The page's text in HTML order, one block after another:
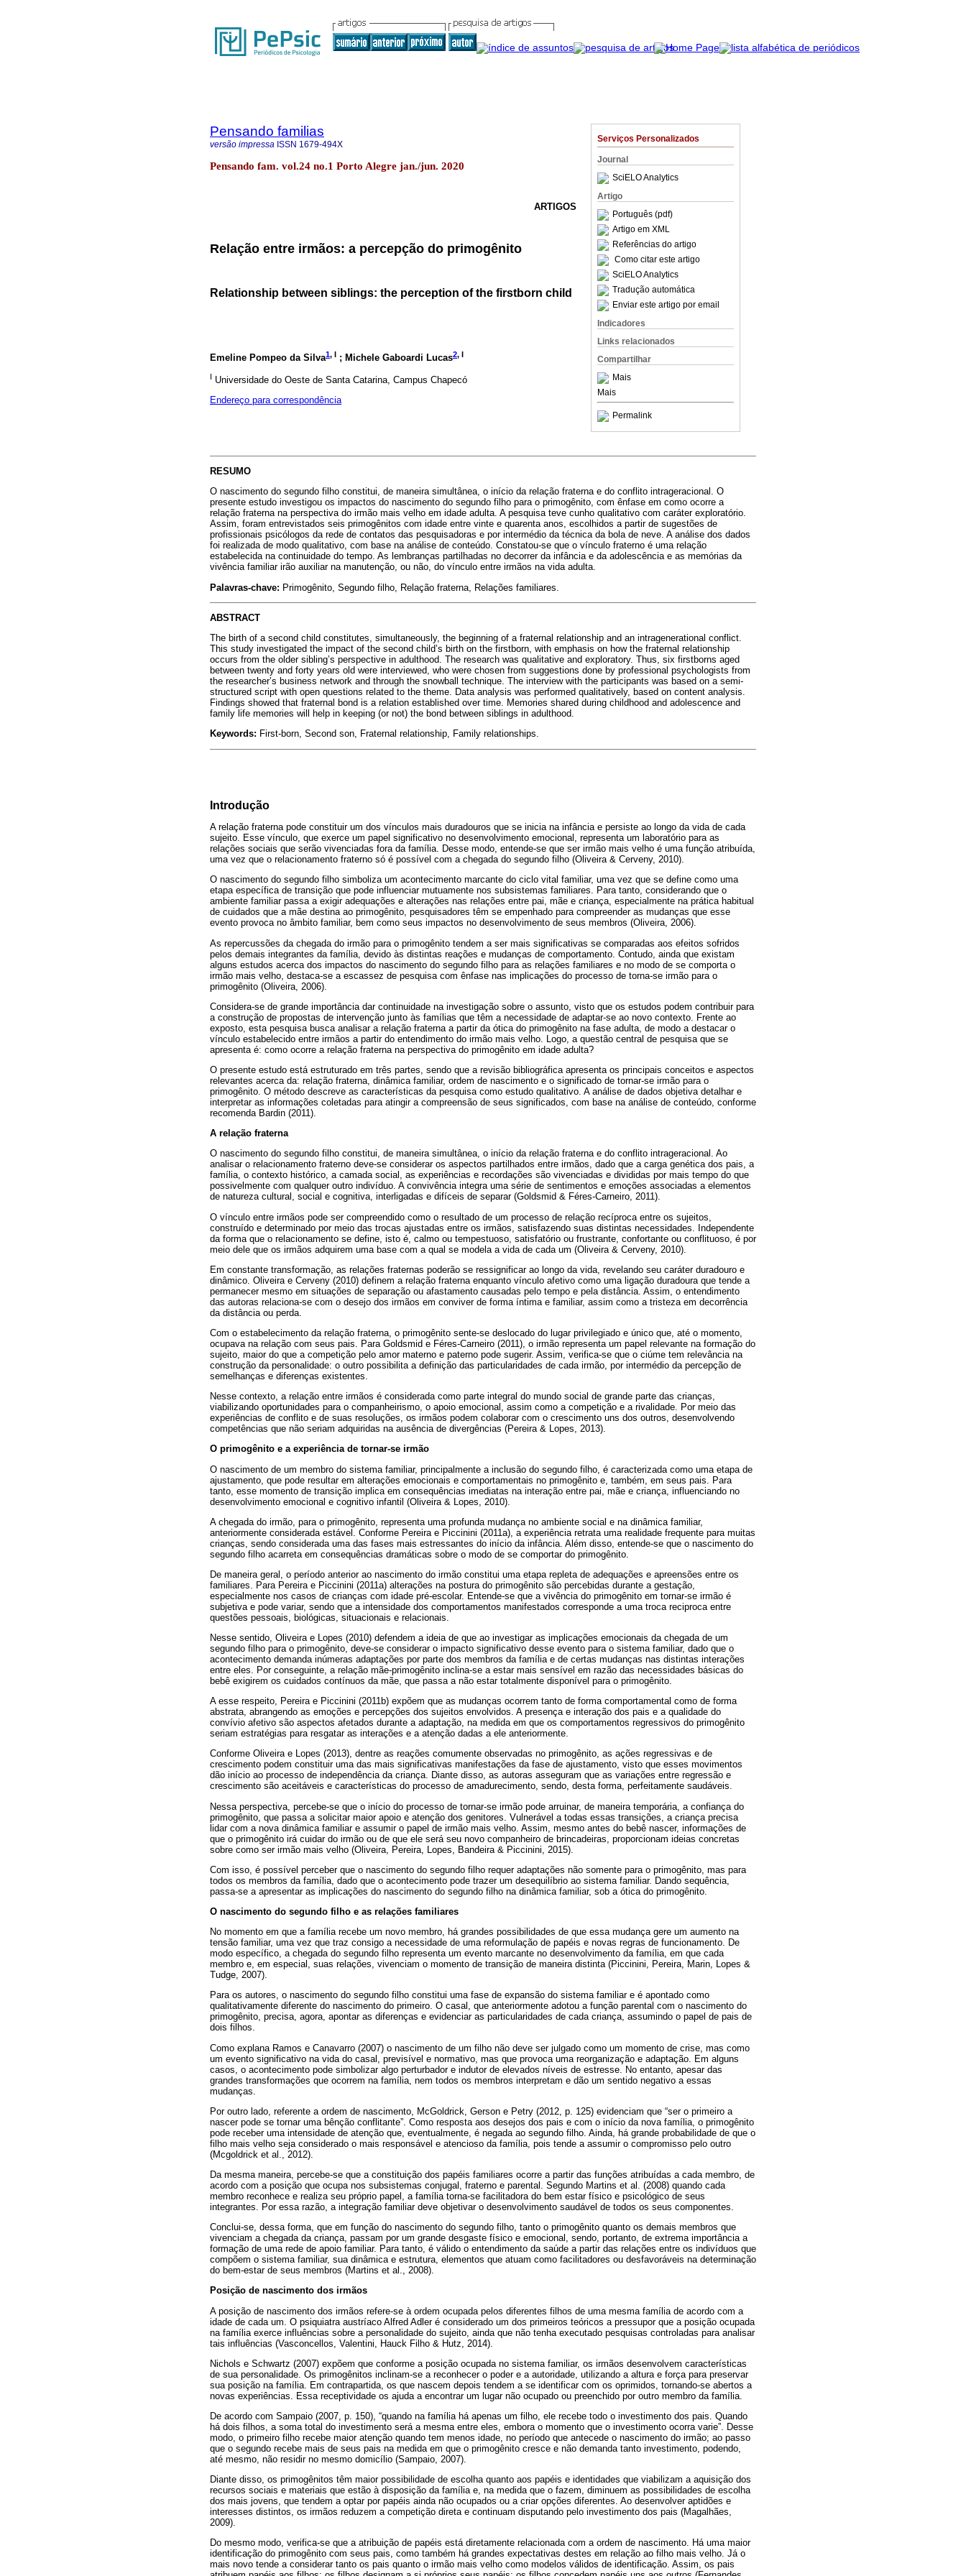
Serviços Personalizados
Journal
SciELO Analytics
Artigo
Português (pdf)
Artigo em XML
Referências do artigo
Como citar este artigo
SciELO Analytics
Tradução automática
Enviar este artigo por email
Indicadores
Links relacionados
Compartilhar
Mais
Mais
Permalink
Pensando familias
versão impressa ISSN 1679-494X
Pensando fam. vol.24 no.1 Porto Alegre jan./jun. 2020
ARTIGOS
Relação entre irmãos: a percepção do primogênito
Relationship between siblings: the perception of the firstborn child
Emeline Pompeo da Silva1, I ; Michele Gaboardi Lucas2, I
I Universidade do Oeste de Santa Catarina, Campus Chapecó
Endereço para correspondência
RESUMO
O nascimento do segundo filho constitui, de maneira simultânea, o início da relação fraterna e do conflito intrageracional. O
presente estudo investigou os impactos do nascimento do segundo filho para o primogênito, com ênfase em como ocorre a
relação fraterna na perspectiva do irmão mais velho em idade adulta. A pesquisa teve cunho qualitativo com caráter exploratório.
Assim, foram entrevistados seis primogênitos com idade entre vinte e quarenta anos, escolhidos a partir de sugestões de
profissionais psicólogos da rede de contatos das pesquisadoras e por intermédio da técnica da bola de neve. A análise dos dados
foi realizada de modo qualitativo, com base na análise de conteúdo. Constatou-se que o vínculo fraterno é uma relação
estabelecida na continuidade do tempo. As lembranças partilhadas no decorrer da infância e da adolescência e as memórias da
vivência familiar irão auxiliar na manutenção, ou não, do vínculo entre irmãos na vida adulta.
Palavras-chave: Primogênito, Segundo filho, Relação fraterna, Relações familiares.
ABSTRACT
The birth of a second child constitutes, simultaneously, the beginning of a fraternal relationship and an intragenerational conflict.
This study investigated the impact of the second child’s birth on the firstborn, with emphasis on how the fraternal relationship
occurs from the older sibling’s perspective in adulthood. The research was qualitative and exploratory. Thus, six firstborns aged
between twenty and forty years old were interviewed, who were chosen from suggestions done by professional psychologists from
the researcher’s business network and through the snowball technique. The interview with the participants was based on a semi-
structured script with open questions related to the theme. Data analysis was performed qualitatively, based on content analysis.
Findings showed that fraternal bond is a relation established over time. Memories shared during childhood and adolescence and
family life memories will help in keeping (or not) the bond between siblings in adulthood.
Keywords: First-born, Second son, Fraternal relationship, Family relationships.
Introdução
A relação fraterna pode constituir um dos vínculos mais duradouros que se inicia na infância e persiste ao longo da vida de cada
sujeito. Esse vínculo, que exerce um papel significativo no desenvolvimento emocional, representa um laboratório para as
relações sociais que serão vivenciadas fora da família. Desse modo, entende-se que ser irmão mais velho é uma função atribuída,
uma vez que o relacionamento fraterno só é possível com a chegada do segundo filho (Oliveira & Cerveny, 2010).
O nascimento do segundo filho simboliza um acontecimento marcante do ciclo vital familiar, uma vez que se define como uma
etapa específica de transição que pode influenciar mutuamente nos subsistemas familiares. Para tanto, considerando que o
ambiente familiar passa a exigir adequações e alterações nas relações entre pai, mãe e criança, especialmente na prática habitual
de cuidados que a mãe destina ao primogênito, pesquisadores têm se empenhado para compreender as mudanças que esse
evento provoca no âmbito familiar, bem como seus impactos no desenvolvimento de seus membros (Oliveira, 2006).
As repercussões da chegada do irmão para o primogênito tendem a ser mais significativas se comparadas aos efeitos sofridos
pelos demais integrantes da família, devido às distintas reações e mudanças de comportamento. Contudo, ainda que existam
alguns estudos acerca dos impactos do nascimento do segundo filho para as relações familiares e no modo de se comporta o
irmão mais velho, destaca-se a escassez de pesquisa com ênfase nas implicações do processo de torna-se irmão para o
primogênito (Oliveira, 2006).
Considera-se de grande importância dar continuidade na investigação sobre o assunto, visto que os estudos podem contribuir para
a construção de propostas de intervenção junto às famílias que têm a necessidade de adaptar-se ao novo contexto. Frente ao
exposto, esta pesquisa busca analisar a relação fraterna a partir da ótica do primogênito na fase adulta, de modo a destacar o
vínculo estabelecido entre irmãos a partir do entendimento do irmão mais velho. Logo, a questão central de pesquisa que se
apresenta é: como ocorre a relação fraterna na perspectiva do primogênito em idade adulta?
O presente estudo está estruturado em três partes, sendo que a revisão bibliográfica apresenta os principais conceitos e aspectos
relevantes acerca da: relação fraterna, dinâmica familiar, ordem de nascimento e o significado de tornar-se irmão para o
primogênito. O método descreve as características da pesquisa como estudo qualitativo. A análise de dados objetiva detalhar e
interpretar as informações coletadas para atingir a compreensão de seus significados, com base na análise de conteúdo, conforme
recomenda Bardin (2011).
A relação fraterna
O nascimento do segundo filho constitui, de maneira simultânea, o início da relação fraterna e do conflito intrageracional. Ao
analisar o relacionamento fraterno deve-se considerar os aspectos partilhados entre irmãos, dado que a carga genética dos pais, a
família, o contexto histórico, a camada social, as experiências e recordações são vivenciadas e divididas por mais tempo do que
possivelmente com qualquer outro indivíduo. A convivência integra uma série de sentimentos e emoções associadas a elementos
de natureza cultural, social e cognitiva, interligadas e difíceis de separar (Goldsmid & Féres-Carneiro, 2011).
O vínculo entre irmãos pode ser compreendido como o resultado de um processo de relação recíproca entre os sujeitos,
construído e determinado por meio das trocas ajustadas entre os irmãos, satisfazendo suas distintas necessidades. Independente
da forma que o relacionamento se define, isto é, calmo ou tempestuoso, satisfatório ou frustrante, confortante ou conflituoso, é por
meio dele que os irmãos adquirem uma base com a qual se modela a vida de cada um (Oliveira & Cerveny, 2010).
Em constante transformação, as relações fraternas poderão se ressignificar ao longo da vida, revelando seu caráter duradouro e
dinâmico. Oliveira e Cerveny (2010) definem a relação fraterna enquanto vínculo afetivo como uma ligação duradoura que tende a
permanecer mesmo em situações de separação ou afastamento causadas pelo tempo e pela distância. Assim, o entendimento
das autoras relaciona-se com o desejo dos irmãos em conviver de forma íntima e familiar, assim como a tristeza em decorrência
da distância ou perda.
Com o estabelecimento da relação fraterna, o primogênito sente-se deslocado do lugar privilegiado e único que, até o momento,
ocupava na relação com seus pais. Para Goldsmid e Féres-Carneiro (2011), o irmão representa um papel relevante na formação do
sujeito, maior do que a competição pelo amor materno e paterno pode sugerir. Assim, verifica-se que o ciúme tem relevância na
construção da personalidade: o outro possibilita a definição das particularidades de cada irmão, por intermédio da percepção de
semelhanças e diferenças existentes.
Nesse contexto, a relação entre irmãos é considerada como parte integral do mundo social de grande parte das crianças,
viabilizando oportunidades para o companheirismo, o apoio emocional, assim como a competição e a rivalidade. Por meio das
experiências de conflito e de suas resoluções, os irmãos podem colaborar com o crescimento uns dos outros, desenvolvendo
competências que não seriam adquiridas na ausência de divergências (Pereira & Lopes, 2013).
O primogênito e a experiência de tornar-se irmão
O nascimento de um membro do sistema familiar, principalmente a inclusão do segundo filho, é caracterizada como uma etapa de
ajustamento, que pode resultar em alterações emocionais e comportamentais no primogênito e, também, em seus pais. Para
tanto, esse momento de transição implica em consequências imediatas na interação entre pai, mãe e criança, influenciando no
desenvolvimento emocional e cognitivo infantil (Oliveira & Lopes, 2010).
A chegada do irmão, para o primogênito, representa uma profunda mudança no ambiente social e na dinâmica familiar,
anteriormente considerada estável. Conforme Pereira e Piccinini (2011a), a experiência retrata uma realidade frequente para muitas
crianças, sendo considerada uma das fases mais estressantes do início da infância. Além disso, entende-se que o nascimento do
segundo filho acarreta em consequências dramáticas sobre o modo de se comportar do primogênito.
De maneira geral, o período anterior ao nascimento do irmão constitui uma etapa repleta de adequações e apreensões entre os
familiares. Para Pereira e Piccinini (2011a) alterações na postura do primogênito são percebidas durante a gestação,
especialmente nos casos de crianças com idade pré-escolar. Entende-se que a vivência do primogênito em tornar-se irmão é
subjetiva e pode variar, sendo que a intensidade dos comportamentos manifestados corresponde a uma troca reciproca entre
questões pessoais, biológicas, situacionais e relacionais.
Nesse sentido, Oliveira e Lopes (2010) defendem a ideia de que ao investigar as implicações emocionais da chegada de um
segundo filho para o primogênito, deve-se considerar o impacto significativo desse evento para o sistema familiar, dado que o
acontecimento demanda inúmeras adaptações por parte dos membros da família e de certas mudanças nas distintas interações
entre eles. Por conseguinte, a relação mãe-primogênito inclina-se a estar mais sensível em razão das necessidades básicas do
bebê exigirem os cuidados contínuos da mãe, que passa a não estar totalmente disponível para o primogênito.
A esse respeito, Pereira e Piccinini (2011b) expõem que as mudanças ocorrem tanto de forma comportamental como de forma
abstrata, abrangendo as emoções e percepções dos sujeitos envolvidos. A presença e interação dos pais e a qualidade do
convívio afetivo são aspectos afetados durante a adaptação, na medida em que os comportamentos regressivos do primogênito
seriam estratégias para resgatar as interações e a atenção dadas a ele anteriormente.
Conforme Oliveira e Lopes (2013), dentre as reações comumente observadas no primogênito, as ações regressivas e de
crescimento podem constituir uma das mais significativas manifestações da fase de ajustamento, visto que esses movimentos
dão início ao processo de independência da criança. Diante disso, as autoras asseguram que as variações entre regressão e
crescimento são aceitáveis e características do processo de amadurecimento, sendo, desta forma, perfeitamente saudáveis.
Nessa perspectiva, percebe-se que o início do processo de tornar-se irmão pode arruinar, de maneira temporária, a confiança do
primogênito, que passa a solicitar maior apoio e atenção dos genitores. Vulnerável a todas essas transições, a criança precisa
lidar com a nova dinâmica familiar e assumir o papel de irmão mais velho. Assim, mesmo antes do bebê nascer, informações de
que o primogênito irá cuidar do irmão ou de que ele será seu novo companheiro de brincadeiras, proporcionam ideias concretas
sobre como ser irmão mais velho (Oliveira, Pereira, Lopes, Bandeira & Piccinini, 2015).
Com isso, é possível perceber que o nascimento do segundo filho requer adaptações não somente para o primogênito, mas para
todos os membros da família, dado que o acontecimento pode trazer um desequilíbrio ao sistema familiar. Dando sequência,
passa-se a apresentar as implicações do nascimento do segundo filho na dinâmica familiar, sob a ótica do primogênito.
O nascimento do segundo filho e as relações familiares
No momento em que a família recebe um novo membro, há grandes possibilidades de que essa mudança gere um aumento na
tensão familiar, uma vez que traz consigo a necessidade de uma reformulação de papéis e novas regras de funcionamento. De
modo específico, a chegada do segundo filho representa um evento marcante no desenvolvimento da família, em que cada
membro e, em especial, suas relações, vivenciam o momento de transição de maneira distinta (Piccinini, Pereira, Marin, Lopes &
Tudge, 2007).
Para os autores, o nascimento do segundo filho constitui uma fase de expansão do sistema familiar e é apontado como
qualitativamente diferente do nascimento do primeiro. O casal, que anteriormente adotou a função parental com o nascimento do
primogênito, precisa, agora, apontar as diferenças e evidenciar as particularidades de cada criança, assumindo o papel de pais de
dois filhos.
Como explana Ramos e Canavarro (2007) o nascimento de um filho não deve ser julgado como um momento de crise, mas como
um evento significativo na vida do casal, previsível e normativo, mas que provoca uma reorganização e adaptação. Em alguns
casos, o acontecimento pode simbolizar algo perturbador e indutor de elevados níveis de estresse. No entanto, apesar das
grandes transformações que ocorrem na família, nem todos os membros interpretam e dão um sentido negativo a essas
mudanças.
Por outro lado, referente a ordem de nascimento, McGoldrick, Gerson e Petry (2012, p. 125) evidenciam que “ser o primeiro a
nascer pode se tornar uma bênção conflitante”. Como resposta aos desejos dos pais e com o início da nova família, o primogênito
pode receber uma intensidade de atenção que, eventualmente, é negada ao segundo filho. Ainda, há grande probabilidade de que o
filho mais velho seja considerado o mais responsável e atencioso da família, pois tende a assumir o compromisso pelo outro
(Mcgoldrick et al., 2012).
Da mesma maneira, percebe-se que a constituição dos papéis familiares ocorre a partir das funções atribuídas a cada membro, de
acordo com a posição que ocupa nos subsistemas conjugal, fraterno e parental. Segundo Martins et al. (2008) quando cada
membro reconhece e realiza seu próprio papel, a família torna-se facilitadora do bem estar físico e psicológico de seus
integrantes. Por essa razão, a integração familiar deve objetivar o desenvolvimento saudável de todos os seus componentes.
Conclui-se, dessa forma, que em função do nascimento do segundo filho, tanto o primogênito quanto os demais membros que
vivenciam a chegada da criança, passam por um grande desgaste físico e emocional, sendo, portanto, de extrema importância a
formação de uma rede de apoio familiar. Para tanto, é válido o entendimento da saúde a partir das relações entre os indivíduos que
compõem o sistema familiar, sua dinâmica e estrutura, elementos que atuam como facilitadores ou desfavoráveis na determinação
do bem-estar de seus membros (Martins et al., 2008).
Posição de nascimento dos irmãos
A posição de nascimento dos irmãos refere-se à ordem ocupada pelos diferentes filhos de uma mesma família de acordo com a
idade de cada um. O psiquiatra austríaco Alfred Adler é considerado um dos primeiros teóricos a pressupor que a posição ocupada
na família exerce influências sobre a personalidade do sujeito, ainda que não tenha executado pesquisas controladas para analisar
tais influências (Vasconcellos, Valentini, Hauck Filho & Hutz, 2014).
Nichols e Schwartz (2007) expõem que conforme a posição ocupada no sistema familiar, os irmãos desenvolvem características
de sua personalidade. Os primogênitos inclinam-se a reconhecer o poder e a autoridade, utilizando a altura e força para preservar
sua posição na família. Em contrapartida, os que nascem depois tendem a se identificar com os oprimidos, tornando-se abertos a
novas experiências. Essa receptividade os ajuda a encontrar um lugar não ocupado ou preenchido por outro membro da família.
De acordo com Sampaio (2007, p. 150), “quando na família há apenas um filho, ele recebe todo o investimento dos pais. Quando
há dois filhos, a soma total do investimento será a mesma entre eles, embora o momento que o investimento ocorra varie”. Desse
modo, o primeiro filho recebe maior atenção quando tem menos idade, no período que antecede o nascimento do irmão; ao passo
que o segundo recebe mais de seus pais na medida em que o primogênito cresce e não demanda tanto investimento, podendo,
até mesmo, não residir no mesmo domicílio (Sampaio, 2007).
Diante disso, os primogênitos têm maior possibilidade de escolha quanto aos papéis e identidades que viabilizam a aquisição dos
recursos sociais e materiais que estão à disposição da família e, na medida que o fazem, diminuem as possibilidades de escolha
dos mais jovens, que tendem a optar por papéis ainda não ocupados ou a criar opções diferentes. Ao desenvolver aptidões e
interesses distintos, os irmãos reduzem a competição direta e continuam disputando pelo investimento dos pais (Magalhães,
2009).
Do mesmo modo, verifica-se que a atribuição de papéis está diretamente relacionada com a ordem de nascimento. Há uma maior
identificação do primogênito com seus pais, como também há grandes expectativas destes em relação ao filho mais velho. Já o
mais novo tende a considerar tanto os pais quanto o irmão mais velho como modelos válidos de identificação. Assim, os pais